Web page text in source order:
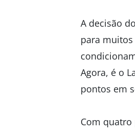
A decisão
para muitos
Agora, é o
pontos em
Com